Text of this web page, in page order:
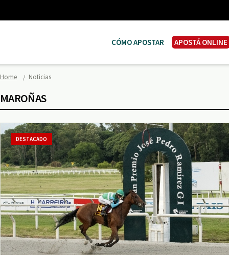
CÓMO APOSTAR APOSTÁ ONLINE
Home Noticias
MAROÑAS
DESTACADO